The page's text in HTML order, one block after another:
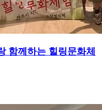
함께하는 힐링문화체